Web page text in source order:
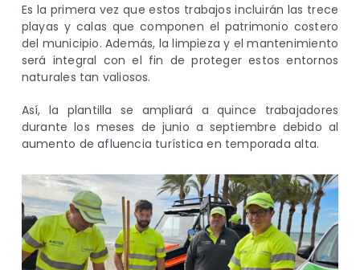
Es la primera vez que estos trabajos incluirán las trece
playas y calas que componen el patrimonio costero
del municipio. Además, la limpieza y el mantenimiento
será integral con el fin de proteger estos entornos
naturales tan valiosos.
Así, la plantilla se ampliará a quince trabajadores
durante los meses de junio a septiembre debido al
aumento de afluencia turística en temporada alta.